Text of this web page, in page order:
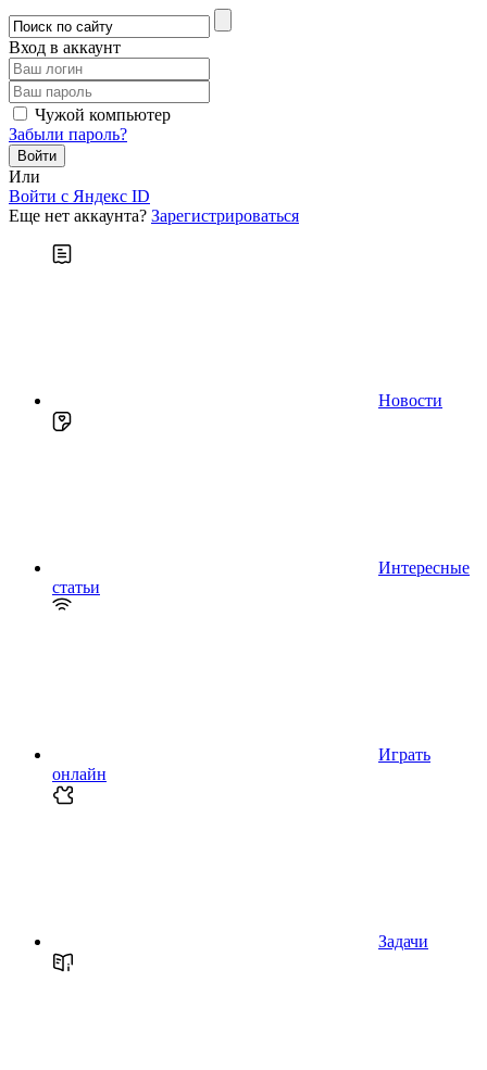
Вход в аккаунт
Чужой компьютер
Забыли пароль?
Или
Войти c Яндекс ID
Еще нет аккаунта? Зарегистрироваться
Новости
Интересные
статьи
Играть
онлайн
Задачи